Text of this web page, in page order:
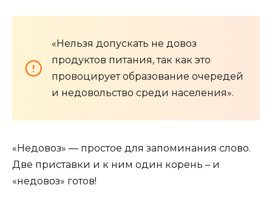
«Нельзя допускать не довоз
продуктов питания, так как это
провоцирует образование очередей
и недовольство среди населения».
«Недовоз» — простое для запоминания слово.
Две приставки и к ним один корень – и
«недовоз» готов!